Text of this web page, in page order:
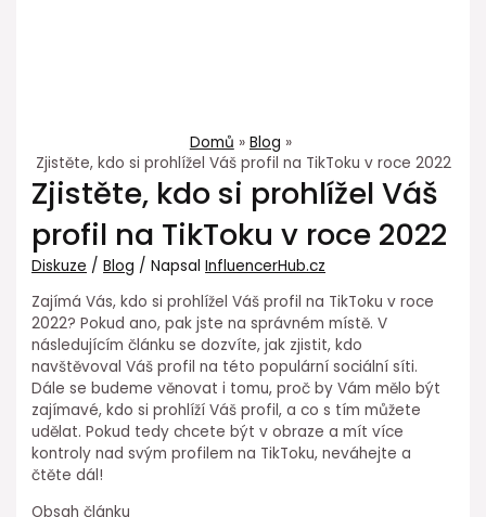
Domů
Blog
Zjistěte, kdo si prohlížel Váš profil na TikToku v roce 2022
Zjistěte, kdo si prohlížel Váš
profil na TikToku v roce 2022
Diskuze /Blog / NapsalInfluencerHub.cz
Zajímá Vás, kdo si prohlížel Váš profil na TikToku v roce
2022? Pokud ano, pak jste na správném místě. V
následujícím článku se dozvíte, jak zjistit, kdo
navštěvoval Váš profil na této populární sociální síti.
Dále se budeme věnovat i tomu, proč by Vám mělo být
zajímavé, kdo si prohlíží Váš profil, a co s tím můžete
udělat. Pokud tedy chcete být v obraze a mít více
kontroly nad svým profilem na TikToku, neváhejte a
čtěte dál!
Obsah článku